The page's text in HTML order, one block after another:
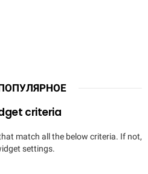
criteria
match all the below criteria. If not,
settings.